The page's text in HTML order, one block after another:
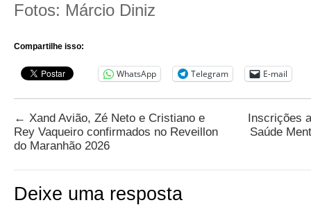
Fotos: Márcio Diniz
Compartilhe isso:
WhatsApp Telegram E-mail
← Xand Avião, Zé Neto e Cristiano e
Rey Vaqueiro confirmados no Reveillon
do Maranhão 2026
Inscrições
Saúde
Deixe uma resposta